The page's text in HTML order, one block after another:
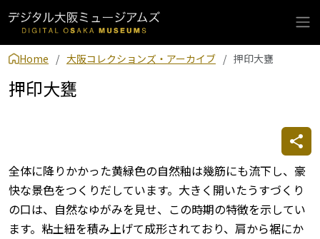
Home 大阪コレクションズ・アーカイブ 押印大甕
押印大甕
全体に降りかかった黄緑色の自然釉は幾筋にも流下し、豪
快な景色をつくりだしています。大きく開いたうすづくり
の口は、自然なゆがみを見せ、この時期の特徴を示してい
ます。粘土紐を積み上げて成形されており、肩から裾にか